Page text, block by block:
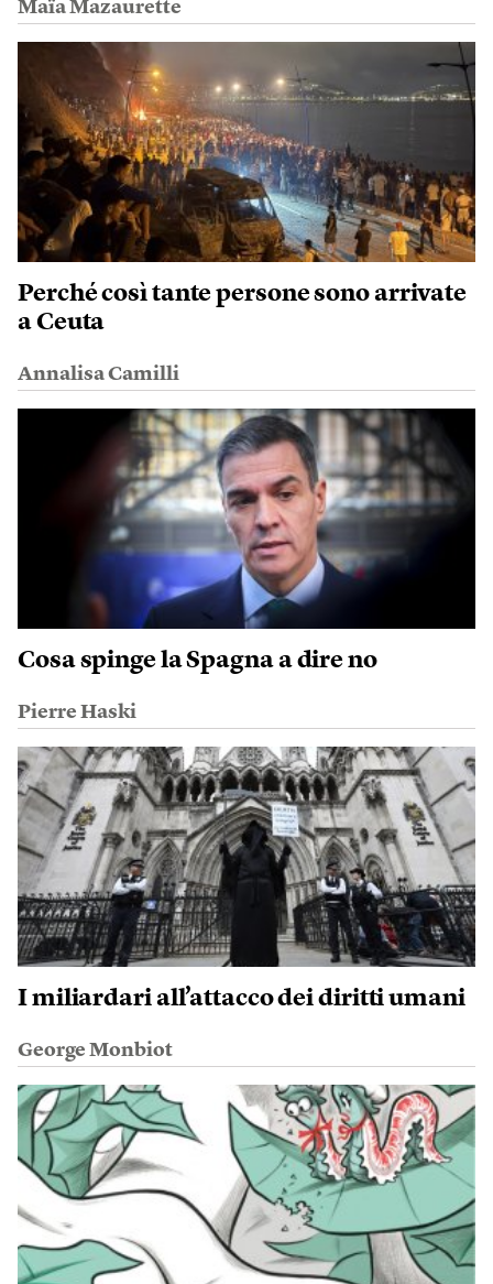
Maïa Mazaurette
Perché così tante persone sono arrivate
a Ceuta
Annalisa Camilli
Cosa spinge la Spagna a dire no
Pierre Haski
I miliardari all’attacco dei diritti umani
George Monbiot